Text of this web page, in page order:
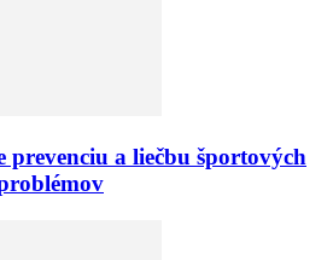
prevenciu a liečbu športových